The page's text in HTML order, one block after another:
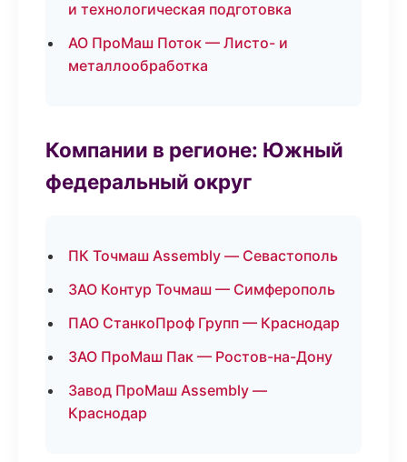
и технологическая подготовка
АО ПроМаш Поток — Листо- и
металлообработка
Компании в регионе: Южный
федеральный округ
ПК Точмаш Assembly — Севастополь
ЗАО Контур Точмаш — Симферополь
ПАО СтанкоПроф Групп — Краснодар
ЗАО ПроМаш Пак — Ростов-на-Дону
Завод ПроМаш Assembly —
Краснодар